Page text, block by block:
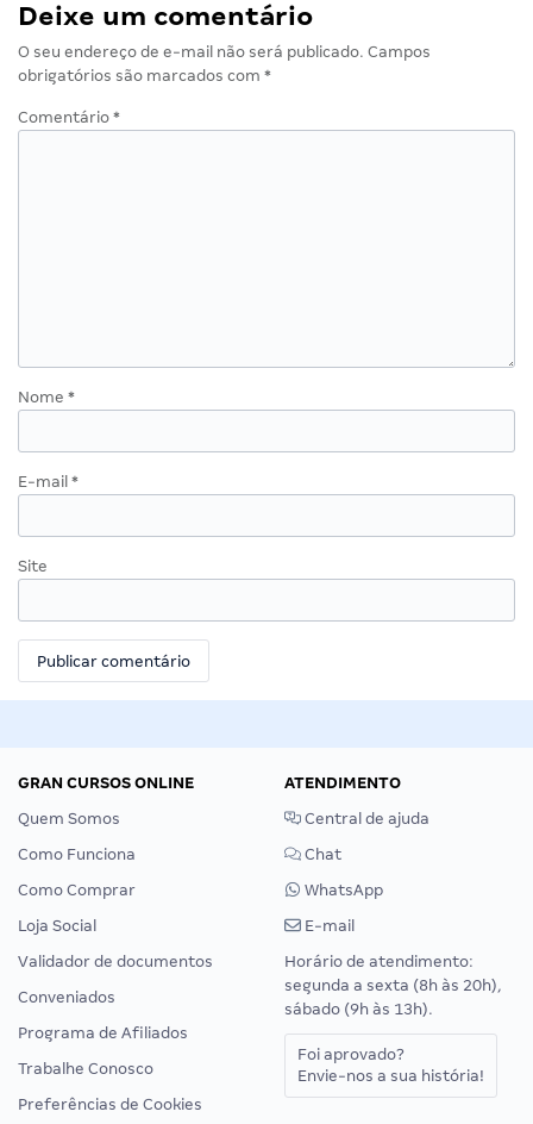
Deixe um comentário
O seu endereço de e-mail não será publicado. Campos
obrigatórios são marcados com *
Comentário *
Nome *
E-mail *
Site
GRAN CURSOS ONLINE
Quem Somos
Como Funciona
Como Comprar
Loja Social
Validador de documentos
Conveniados
Programa de Afiliados
Trabalhe Conosco
Preferências de Cookies
ATENDIMENTO
Central de ajuda
Chat
WhatsApp
E-mail
Horário de atendimento:
segunda a sexta (8h às 20h),
sábado (9h às 13h).
Foi aprovado?
Envie-nos a sua história!